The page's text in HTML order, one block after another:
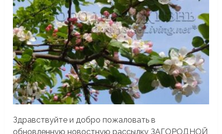
Здравствуйте и добро пожаловать в
обновленную новостную рассылку ЗАГОРОДНОЙ